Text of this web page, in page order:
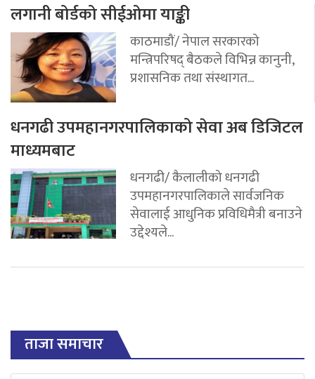
लगानी बोर्डको सीईओमा याङ्की
काठमाडौं/ नेपाल सरकारको
मन्त्रिपरिषद् बैठकले विभिन्न कानुनी,
प्रशासनिक तथा संस्थागत...
धनगढी उपमहानगरपालिकाको सेवा अब डिजिटल
माध्यमबाट
धनगढी/ कैलालीको धनगढी
उपमहानगरपालिकाले सार्वजनिक
सेवालाई आधुनिक प्रविधिमैत्री बनाउने
उद्देश्यले...
ताजा समाचार